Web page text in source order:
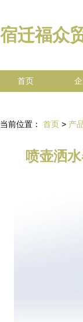
宿迁福众
首页
当前位置： 首页 > 产
喷壶洒